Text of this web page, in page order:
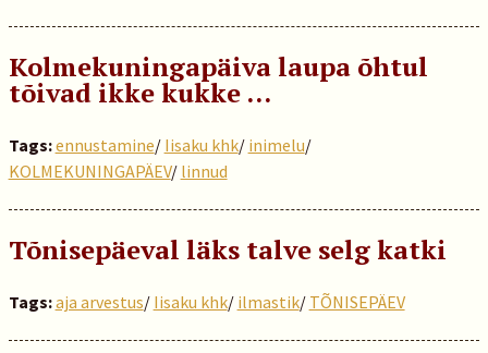
Kolmekuningapäiva laupa õhtul
tõivad ikke kukke …
Tags:ennustamine/ Iisaku khk/ inimelu/
KOLMEKUNINGAPÄEV/ linnud
Tõnisepäeval läks talve selg katki
Tags:aja arvestus/ Iisaku khk/ ilmastik/ TÕNISEPÄEV